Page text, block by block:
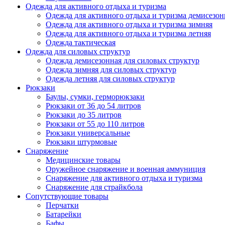
Одежда для активного отдыха и туризма
Одежда для активного отдыха и туризма
Одежда для активного отдыха и туризма зимняя
Одежда для активного отдыха и туризма летняя
Одежда тактическая
Одежда для силовых структур
Одежда демисезонная для силовых структур
Одежда зимняя для силовых структур
Одежда летняя для силовых структур
Рюкзаки
Баулы, сумки, герморюкзаки
Рюкзаки от 36 до 54 литров
Рюкзаки до 35 литров
Рюкзаки от 55 до 110 литров
Рюкзаки универсальные
Рюкзаки штурмовые
Снаряжение
Медицинские товары
Оружейное снаряжение и военная аммуниция
Снаряжение для активного отдыха и туризма
Снаряжение для страйкбола
Сопутствующие товары
Перчатки
Батарейки
Бафы